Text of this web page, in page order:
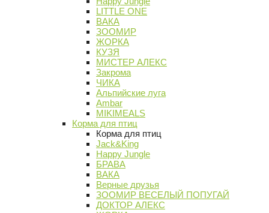
LITTLE ONE
ВАКА
ЗООМИР
ЖОРКА
КУЗЯ
МИСТЕР АЛЕКС
Закрома
ЧИКА
Альпийские луга
Ambar
MIKIMEALS
Корма для птиц
Корма для птиц
Jack&King
Happy Jungle
БРАВА
ВАКА
Верные друзья
ЗООМИР ВЕСЕЛЫЙ ПОПУГАЙ
ДОКТОР АЛЕКС